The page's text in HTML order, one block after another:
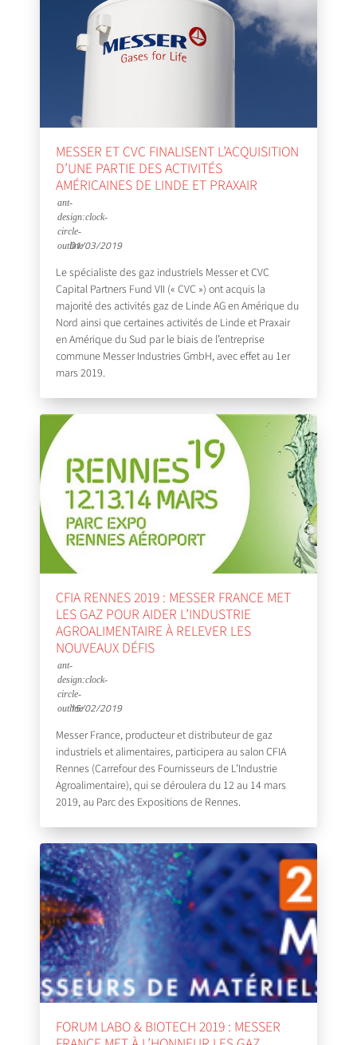
MESSER ET CVC FINALISENT L’ACQUISITION
D’UNE PARTIE DES ACTIVITÉS
AMÉRICAINES DE LINDE ET PRAXAIR
01/03/2019
Le spécialiste des gaz industriels Messer et CVC
Capital Partners Fund VII (« CVC ») ont acquis la
majorité des activités gaz de Linde AG en Amérique du
Nord ainsi que certaines activités de Linde et Praxair
en Amérique du Sud par le biais de l’entreprise
commune Messer Industries GmbH, avec effet au 1er
mars 2019.
CFIA RENNES 2019 : MESSER FRANCE MET
LES GAZ POUR AIDER L’INDUSTRIE
AGROALIMENTAIRE À RELEVER LES
NOUVEAUX DÉFIS
15/02/2019
Messer France, producteur et distributeur de gaz
industriels et alimentaires, participera au salon CFIA
Rennes (Carrefour des Fournisseurs de L’Industrie
Agroalimentaire), qui se déroulera du 12 au 14 mars
2019, au Parc des Expositions de Rennes.
FORUM LABO & BIOTECH 2019 : MESSER